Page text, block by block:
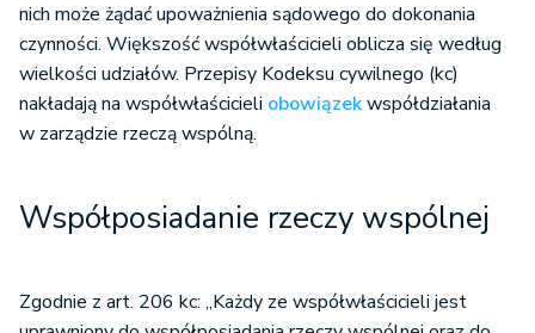
nich może żądać upoważnienia sądowego do dokonania
czynności. Większość współwłaścicieli oblicza się według
wielkości udziałów. Przepisy Kodeksu cywilnego (kc)
nakładają na współwłaścicieli obowiązekwspółdziałania
w zarządzie rzeczą wspólną.
Współposiadanie rzeczy wspólnej
Zgodnie z art. 206 kc: „Każdy ze współwłaścicieli jest